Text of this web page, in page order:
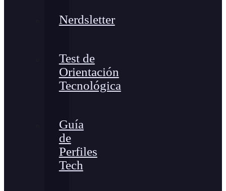
Nerdsletter
Test de
Orientación
Tecnológica
Guía
de
Perfiles
Tech